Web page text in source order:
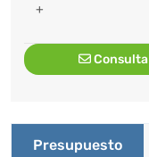
+
Consulta
Presupuesto